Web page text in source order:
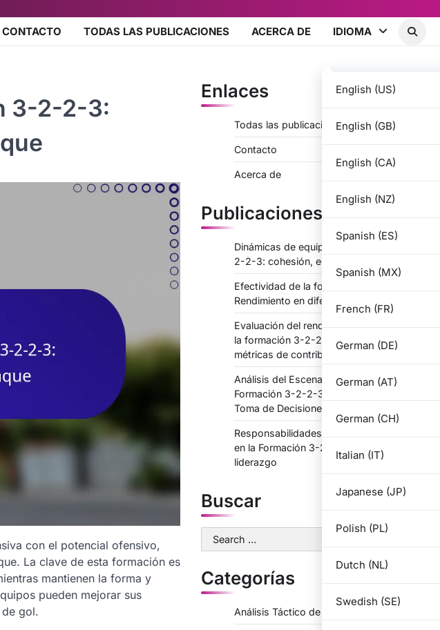
CONTACTO TODAS LAS PUBLICACIONES ACERCA DE IDIOMA
English (US)
English (GB)
English (CA)
English (NZ)
Spanish (ES)
Spanish (MX)
French (FR)
German (DE)
German (AT)
German (CH)
Italian (IT)
Japanese (JP)
Polish (PL)
Dutch (NL)
Swedish (SE)
3-2-2-3:
con el potencial ofensivo,
La clave de esta formación es
mantienen la forma y
pueden mejorar sus
gol.
Enlaces
Todas las publicaciones
Contacto
Acerca de
Publicaciones recientes
Dinámicas de equipo en la formación 3-
2-2-3: cohesión, equilibrio interpersonal
Efectividad de la formación 3-2-2-3:
Rendimiento en diferentes sistemas
Evaluación del rendimiento del jugador en
la formación 3-2-2-3: efectividad del rol,
métricas de contribución
Análisis del Escenario del Juego en la
Formación 3-2-2-3: Momentos Críticos,
Toma de Decisiones
Responsabilidades del Defensa Central
en la Formación 3-2-2-3: Organización,
liderazgo
Buscar
Search
for:
Categorías
Análisis Táctico de 3-2-2-3